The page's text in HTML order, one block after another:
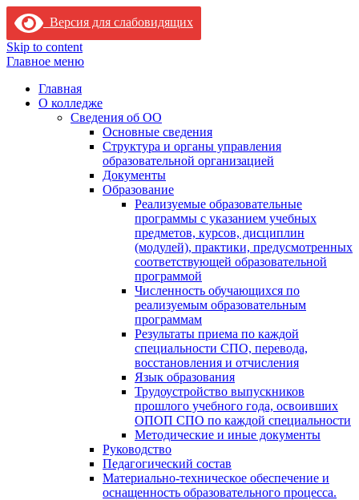
Версия для слабовидящих
Skip to content
Главное меню
Главная
О колледже
Сведения об ОО
Основные сведения
Структура и органы управления
образовательной организацией
Документы
Образование
Реализуемые образовательные
программы с указанием учебных
предметов, курсов, дисциплин
(модулей), практики, предусмотренных
соответствующей образовательной
программой
Численность обучающихся по
реализуемым образовательным
программам
Результаты приема по каждой
специальности СПО, перевода,
восстановления и отчисления
Язык образования
Трудоустройство выпускников
прошлого учебного года, освоивших
ОПОП СПО по каждой специальности
Методические и иные документы
Руководство
Педагогический состав
Материально-техническое обеспечение и
оснащенность образовательного процесса.